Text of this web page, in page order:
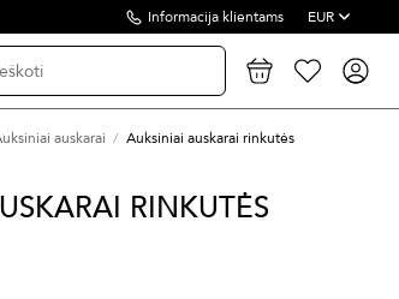
Informacija klientams EUR
auskarai
Auksiniai auskarai rinkutės
RINKUTĖS